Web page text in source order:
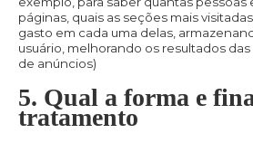
páginas, quais as seções mais
gasto em cada uma delas,
usuário, melhorando os resultados
de anúncios)
5. Qual a forma e
tratamento